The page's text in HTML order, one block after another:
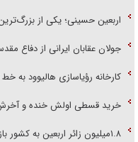
اربعین حسینی؛ یکی از
جولان عقابان ایرانی از دفاع
کارخانه رؤیاسازی هالیوود به
خرید قسطی اولش خنده و
۱.۸میلیون زائر اربعین به کشور بازگشتند